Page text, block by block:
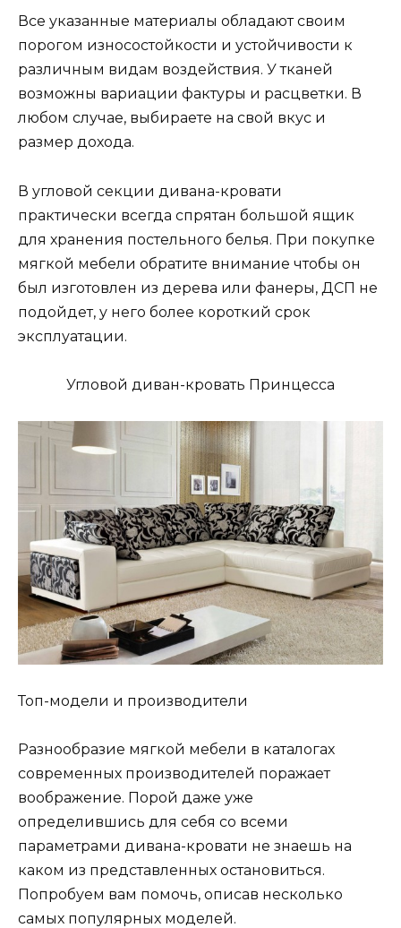
Все указанные материалы обладают своим
порогом износостойкости и устойчивости к
различным видам воздействия. У тканей
возможны вариации фактуры и расцветки. В
любом случае, выбираете на свой вкус и
размер дохода.
В угловой секции дивана-кровати
практически всегда спрятан большой ящик
для хранения постельного белья. При покупке
мягкой мебели обратите внимание чтобы он
был изготовлен из дерева или фанеры, ДСП не
подойдет, у него более короткий срок
эксплуатации.
Угловой диван-кровать Принцесса
Топ-модели и производители
Разнообразие мягкой мебели в каталогах
современных производителей поражает
воображение. Порой даже уже
определившись для себя со всеми
параметрами дивана-кровати не знаешь на
каком из представленных остановиться.
Попробуем вам помочь, описав несколько
самых популярных моделей.